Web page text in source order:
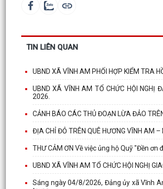
TIN LIÊN QUAN
UBND XÃ VĨNH AM PHỐI HỢP KIỂM TRA
UBND XÃ VĨNH AM TỔ CHỨC HỘI NGHỊ
2026.
CẢNH BÁO CÁC THỦ ĐOẠN LỪA ĐẢO
ĐỊA CHỈ ĐỎ TRÊN QUÊ HƯƠNG VĨNH AM –
THƯ CẢM ƠN Về việc ủng hộ Quỹ "Đền ơn
UBND XÃ VĨNH AM TỔ CHỨC HỘI NGHỊ
Sáng ngày 04/8/2026, Đảng ủy xã Vĩnh